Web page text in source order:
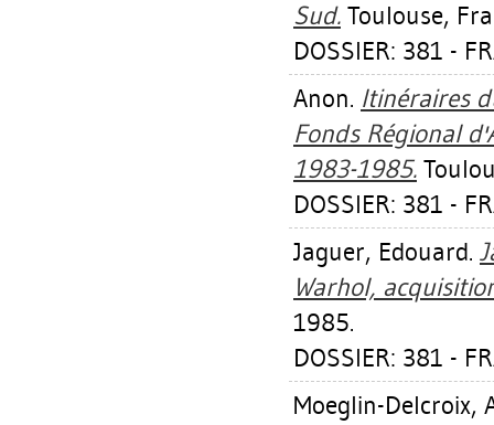
Sud. Toulouse,
DOSSIER: 381 -
Anon. Itinéraires
Fonds Régional
1983-1985.
DOSSIER: 381 -
Jaguer, Edouard.
Warhol,
1985.
DOSSIER: 381 -
Moeglin-Delcroix,